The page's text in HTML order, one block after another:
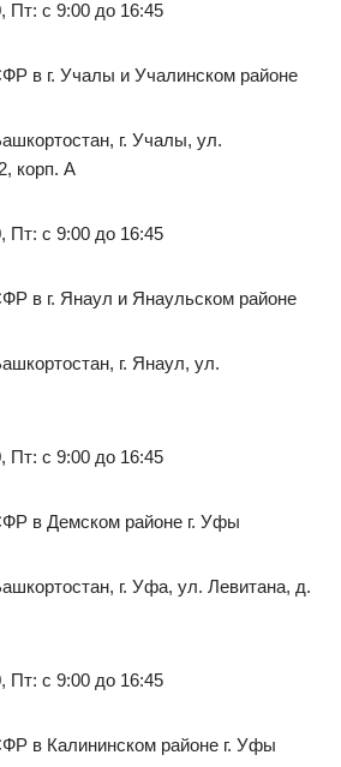
Пт: с 9:00 до 16:45
в г. Учалы и Учалинском районе
г. Учалы, ул.
корп. А
Пт: с 9:00 до 16:45
в г. Янаул и Янаульском районе
г. Янаул, ул.
Пт: с 9:00 до 16:45
в Демском районе г. Уфы
г. Уфа, ул. Левитана, д.
Пт: с 9:00 до 16:45
в Калининском районе г. Уфы